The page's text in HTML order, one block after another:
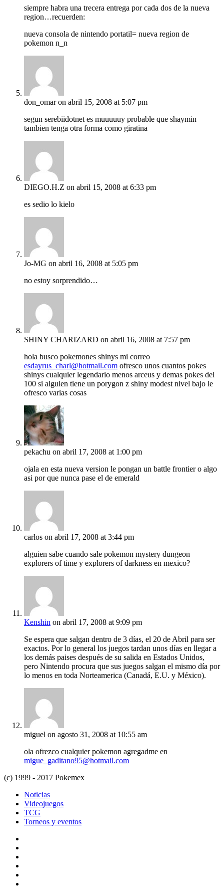
siempre habra una trecera entrega por cada dos de la nueva
region…recuerden:
nueva consola de nintendo portatil= nueva region de
pokemon n_n
don_omar on abril 15, 2008 at 5:07 pm
segun serebiidotnet es muuuuuy probable que shaymin
tambien tenga otra forma como giratina
DIEGO.H.Z on abril 15, 2008 at 6:33 pm
es sedio lo kielo
Jo-MG on abril 16, 2008 at 5:05 pm
no estoy sorprendido…
SHINY CHARIZARD on abril 16, 2008 at 7:57 pm
hola busco pokemones shinys mi correo
esdayrus_charl@hotmail.com ofresco unos cuantos pokes
shinys cualquier legendario menos arceus y demas pokes del
100 si alguien tiene un porygon z shiny modest nivel bajo le
ofresco varias cosas
pekachu on abril 17, 2008 at 1:00 pm
ojala en esta nueva version le pongan un battle frontier o algo
asi por que nunca pase el de emerald
carlos on abril 17, 2008 at 3:44 pm
alguien sabe cuando sale pokemon mystery dungeon
explorers of time y explorers of darkness en mexico?
Kenshin on abril 17, 2008 at 9:09 pm
Se espera que salgan dentro de 3 días, el 20 de Abril para ser
exactos. Por lo general los juegos tardan unos días en llegar a
los demás paises después de su salida en Estados Unidos,
pero Nintendo procura que sus juegos salgan el mismo día por
lo menos en toda Norteamerica (Canadá, E.U. y México).
miguel on agosto 31, 2008 at 10:55 am
ola ofrezco cualquier pokemon agregadme en
migue_gaditano95@hotmail.com
(c) 1999 - 2017 Pokemex
Noticias
Videojuegos
TCG
Torneos y eventos